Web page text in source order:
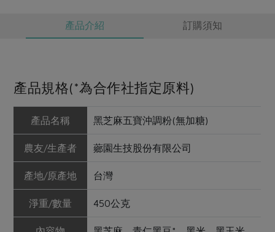
產品介紹 訂購須知
產品規格(*為合作社指定原料)
產品名稱 黑芝麻五寶沖調粉(無加糖)
農友/生產者 薌園生技股份有限公司
產地/原產地 台灣
淨重/數量 450公克